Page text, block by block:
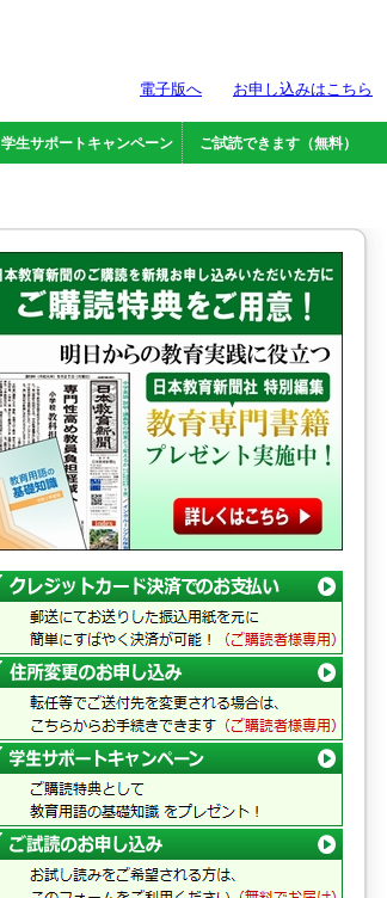
学生サポートキャンペーン ご試読できます（無料）
電子版へ お申し込みはこちら